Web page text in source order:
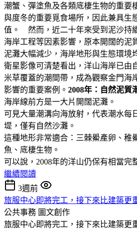
潮蟹、彈塗魚及各類底棲生物的重要
與度冬的重要覓食場所，因此兼具生
值。 然而，近二十年來受到泥沙持
海岸工程等因素影響，原本開闊的泥
泥灘大幅減少，海岸地形與生態環境
衛星影像可清楚看出，洋山海岸已由
米草覆蓋的潮間帶，成為觀察金門海
影響的重要案例。 2008年：自然泥質
海岸線前方是一大片開闊泥灘。
可見大量潮溝向海放射，代表潮水每
堤，僅有自然沙灘。
這種地形非常適合：三棘鱟產卵、稚
魚、底棲生物。
可以說，2008年的洋山仍保有相當完
繼續閱讀
3週前
旅服中心即將完工，接下來比建築更
公共事務 圖文創作
旅服中心即將完工，接下來比建築更